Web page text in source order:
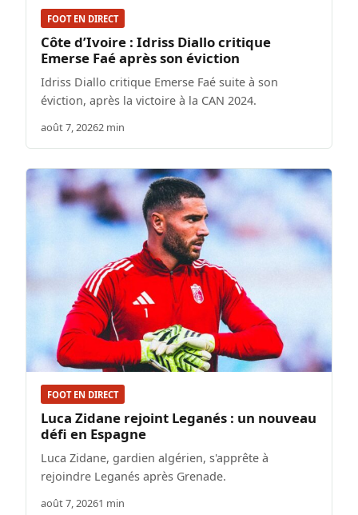
FOOT EN DIRECT
Côte d’Ivoire : Idriss Diallo critique
Emerse Faé après son éviction
Idriss Diallo critique Emerse Faé suite à son
éviction, après la victoire à la CAN 2024.
août 7, 20262 min
FOOT EN DIRECT
Luca Zidane rejoint Leganés : un nouveau
défi en Espagne
Luca Zidane, gardien algérien, s'apprête à
rejoindre Leganés après Grenade.
août 7, 20261 min